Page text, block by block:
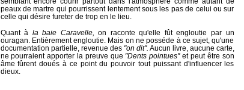
peaux de martre qui pourrissent lentement sous les pas de celui ou sur
celle qui désire fureter de trop en le lieu.
Quant à la baie Caravelle,
on raconte qu'elle fût engloutie par un
ouragan. Entièrement engloutie. Mais on ne posséde à ce sujet, qu'une
documentation partielle, revenue des "on dit". Aucun livre, aucune carte,
ne pourraient apporter la preuve que "Dents pointues"et peut être son
âme fûrent doués à ce point du pouvoir tout puissant d'influencer les
dieux.